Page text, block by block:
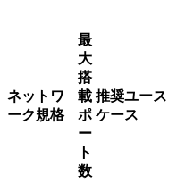
ネットワ
ーク規格
最
大
搭
載
ポ
ー
ト
数
推奨ユース
ケース